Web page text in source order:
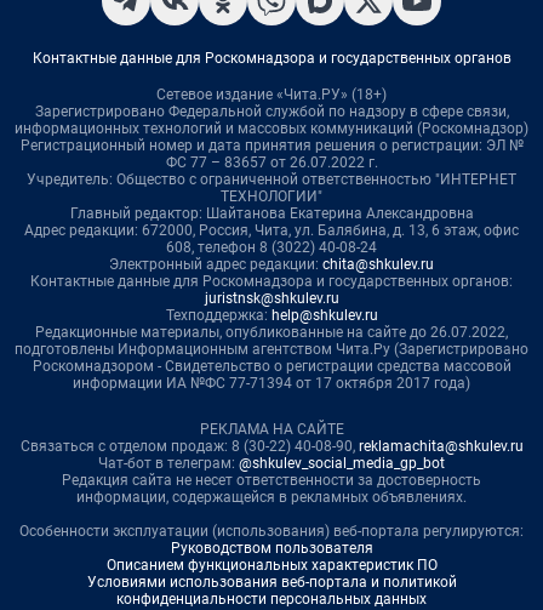
Контактные данные для Роскомнадзора и государственных органов
Сетевое издание «Чита.РУ» (18+)
Зарегистрировано Федеральной службой по надзору в сфере связи,
информационных технологий и массовых коммуникаций (Роскомнадзор)
Регистрационный номер и дата принятия решения о регистрации: ЭЛ №
ФС 77 – 83657 от 26.07.2022 г.
Учредитель: Общество с ограниченной ответственностью "ИНТЕРНЕТ
ТЕХНОЛОГИИ"
Главный редактор: Шайтанова Екатерина Александровна
Адрес редакции: 672000, Россия, Чита, ул. Балябина, д. 13, 6 этаж, офис
608, телефон 8 (3022) 40-08-24
Электронный адрес редакции: chita@shkulev.ru
Контактные данные для Роскомнадзора и государственных органов:
juristnsk@shkulev.ru
Техподдержка: help@shkulev.ru
Редакционные материалы, опубликованные на сайте до 26.07.2022,
подготовлены Информационным агентством Чита.Ру (Зарегистрировано
Роскомнадзором - Свидетельство о регистрации средства массовой
информации ИА №ФС 77-71394 от 17 октября 2017 года)
РЕКЛАМА НА САЙТЕ
Связаться с отделом продаж: 8 (30-22) 40-08-90, reklamachita@shkulev.ru
Чат-бот в телеграм: @shkulev_social_media_gp_bot
Редакция сайта не несет ответственности за достоверность
информации, содержащейся в рекламных объявлениях.
Особенности эксплуатации (использования) веб-портала регулируются:
Руководством пользователя
Описанием функциональных характеристик ПО
Условиями использования веб-портала и политикой
конфиденциальности персональных данных